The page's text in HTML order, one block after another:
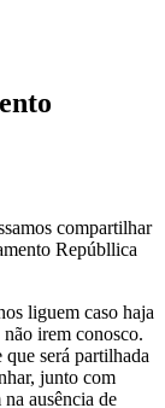
compartilhar
Repúbllica
liguem caso haja
irem conosco.
será partilhada
junto com
ausência de